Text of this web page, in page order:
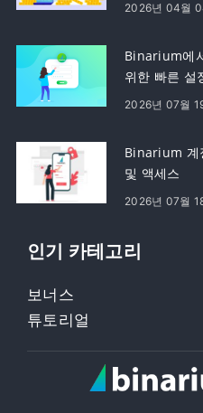
2026년 04월
Binarium에
위한 빠른 설
2026년 07월
Binarium 계
및 액세스
2026년 07월
인기 카테고리
보너스
튜토리얼